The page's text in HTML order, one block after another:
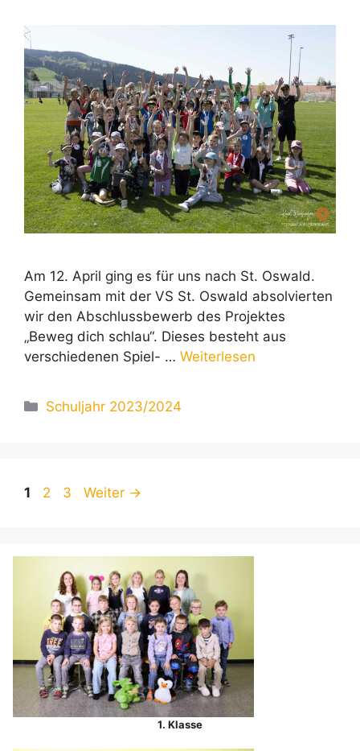
Am 12. April ging es für uns nach St. Oswald.
Gemeinsam mit der VS St. Oswald absolvierten
wir den Abschlussbewerb des Projektes
„Beweg dich schlau“. Dieses besteht aus
verschiedenen Spiel- … Weiterlesen
Kategorien
Schuljahr 2023/2024
Seite
1 Seite
2 Seite
3 Weiter →
1. Klasse